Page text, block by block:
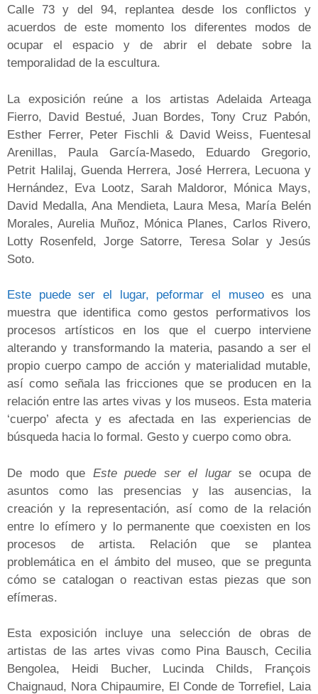
Calle 73 y del 94, replantea desde los conflictos y
acuerdos de este momento los diferentes modos de
ocupar el espacio y de abrir el debate sobre la
temporalidad de la escultura.
La exposición reúne a los artistas Adelaida Arteaga
Fierro, David Bestué, Juan Bordes, Tony Cruz Pabón,
Esther Ferrer, Peter Fischli & David Weiss, Fuentesal
Arenillas, Paula García-Masedo, Eduardo Gregorio,
Petrit Halilaj, Guenda Herrera, José Herrera, Lecuona y
Hernández, Eva Lootz, Sarah Maldoror, Mónica Mays,
David Medalla, Ana Mendieta, Laura Mesa, María Belén
Morales, Aurelia Muñoz, Mónica Planes, Carlos Rivero,
Lotty Rosenfeld, Jorge Satorre, Teresa Solar y Jesús
Soto.
Este puede ser el lugar, peformar el museoes una
muestra que identifica como gestos performativos los
procesos artísticos en los que el cuerpo interviene
alterando y transformando la materia, pasando a ser el
propio cuerpo campo de acción y materialidad mutable,
así como señala las fricciones que se producen en la
relación entre las artes vivas y los museos. Esta materia
‘cuerpo’ afecta y es afectada en las experiencias de
búsqueda hacia lo formal. Gesto y cuerpo como obra.
De modo que Este puede ser el lugarse ocupa de
asuntos como las presencias y las ausencias, la
creación y la representación, así como de la relación
entre lo efímero y lo permanente que coexisten en los
procesos de artista. Relación que se plantea
problemática en el ámbito del museo, que se pregunta
cómo se catalogan o reactivan estas piezas que son
efímeras.
Esta exposición incluye una selección de obras de
artistas de las artes vivas como Pina Bausch, Cecilia
Bengolea, Heidi Bucher, Lucinda Childs, François
Chaignaud, Nora Chipaumire, El Conde de Torrefiel, Laia